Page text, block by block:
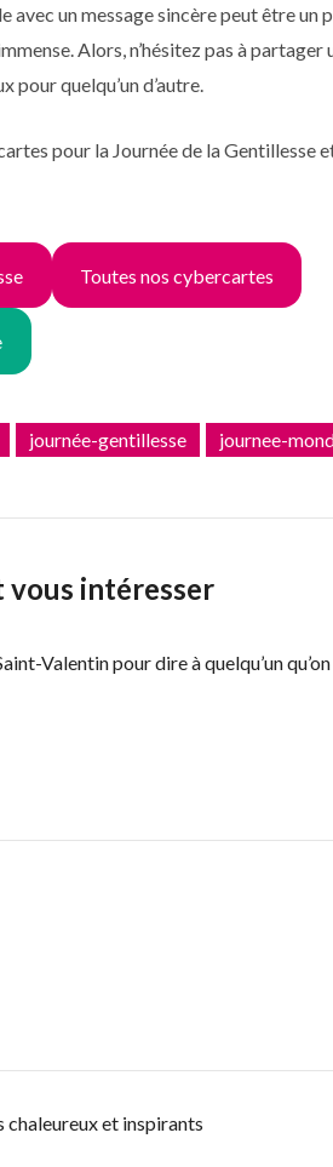
avec un message sincère peut être un
Alors, n’hésitez pas à partager
pour quelqu’un d’autre.
pour la Journée de la Gentillesse
Toutes nos cybercartes
journée-gentillesse journee-
vous intéresser
Valentin pour dire à quelqu’un qu’on
chaleureux et inspirants